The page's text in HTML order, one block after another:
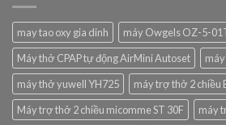
may tao oxy gia dinh
máy Owgels OZ-5-
Máy thở CPAP tự động AirMini Autoset
máy thở yuwell YH725
máy trợ thở 2 chiều
Máy trợ thở 2 chiều micomme ST 30F
máy